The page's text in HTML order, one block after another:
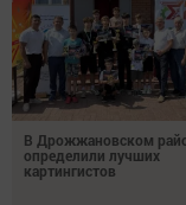
В Дрожжановском
определили лучших
картингистов